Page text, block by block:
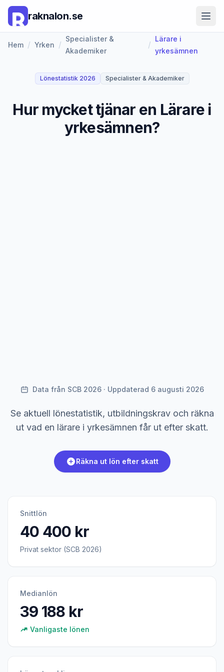
raknalon.se
Hem / Yrken /
Specialister &
Akademiker
/
Lärare i
yrkesämnen
Lönestatistik 2026 Specialister & Akademiker
Hur mycket tjänar en Lärare i
yrkesämnen?
Data från SCB 2026 · Uppdaterad 6 augusti 2026
Se aktuell lönestatistik, utbildningskrav och räkna
ut vad en lärare i yrkesämnen får ut efter skatt.
Räkna ut lön efter skatt
Snittlön
40 400 kr
Privat sektor (SCB 2026)
Medianlön
39 188 kr
Vanligaste lönen